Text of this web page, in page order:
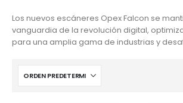
Los nuevos escáneres Opex Falcon se
vanguardia de la revolución digital,
para una amplia gama de industrias y